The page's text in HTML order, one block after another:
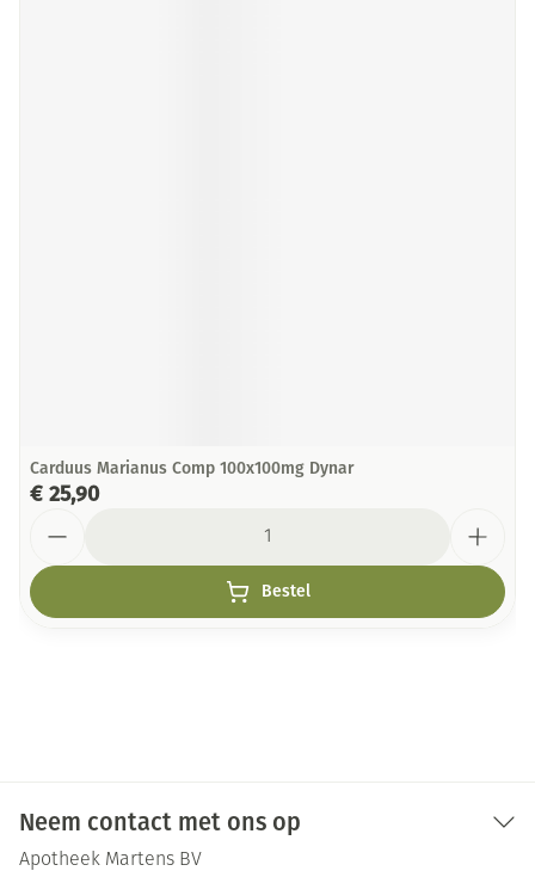
Carduus Marianus Comp 100x100mg Dynar
€ 25,90
Bestel
Neem contact met ons op
Apotheek Martens BV